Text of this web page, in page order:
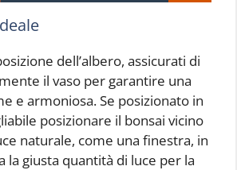
dell’albero, assicurati di
il vaso per garantire una
e armoniosa. Se posizionato in
posizionare il bonsai vicino
naturale, come una finestra, in
la giusta quantità di luce per la